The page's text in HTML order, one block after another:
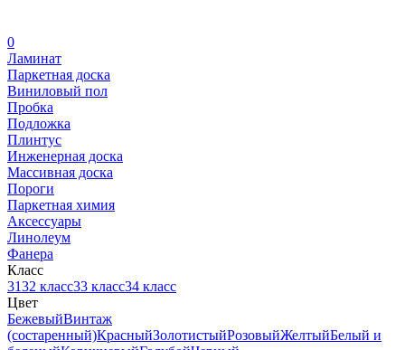
0
Ламинат
Паркетная доска
Виниловый пол
Пробка
Подложка
Плинтус
Инженерная доска
Массивная доска
Пороги
Паркетная химия
Аксессуары
Линолеум
Фанера
Класс
3132 класс33 класс34 класс
Цвет
БежевыйВинтаж
(состаренный)КрасныйЗолотистыйРозовыйЖелтыйБелый и